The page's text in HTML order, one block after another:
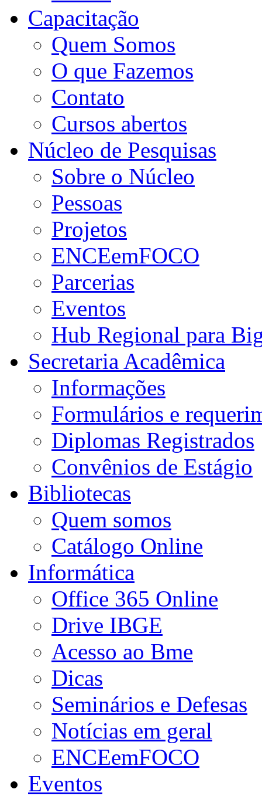
Capacitação
Quem Somos
O que Fazemos
Contato
Cursos abertos
Núcleo de Pesquisas
Sobre o Núcleo
Pessoas
Projetos
ENCEemFOCO
Parcerias
Eventos
Hub Regional para
Secretaria Acadêmica
Informações
Formulários e
Diplomas Registrados
Convênios de Estágio
Bibliotecas
Quem somos
Catálogo Online
Informática
Office 365 Online
Drive IBGE
Acesso ao Bme
Dicas
Seminários e Defesas
Notícias em geral
ENCEemFOCO
Eventos